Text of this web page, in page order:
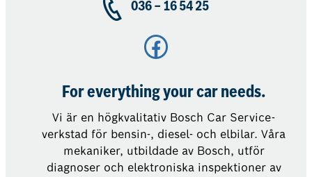
036 – 16 54 25
Facebook
For everything your car needs.
Vi är en högkvalitativ Bosch Car Service-
verkstad för bensin-, diesel- och elbilar. Våra
mekaniker, utbildade av Bosch, utför
diagnoser och elektroniska inspektioner av